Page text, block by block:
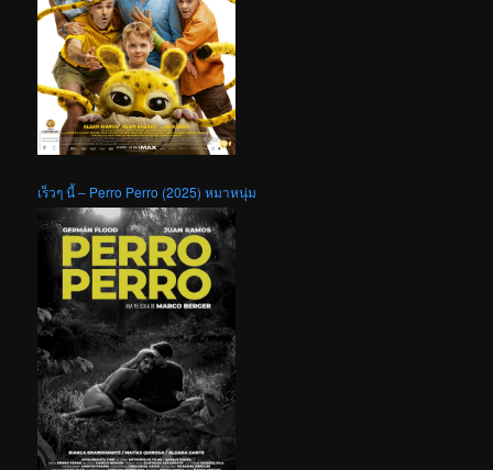
เร็วๆ นี้ – Perro Perro (2025) หมาหนุ่ม